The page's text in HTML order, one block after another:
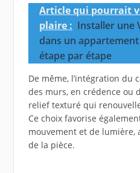
Article qui pourrait
plaire : Installer une
dans un
étape par étape
De même, l’intégration du
des murs, en crédence ou
relief texturé qui
Ce choix favorise
mouvement et de lumière,
de la pièce.